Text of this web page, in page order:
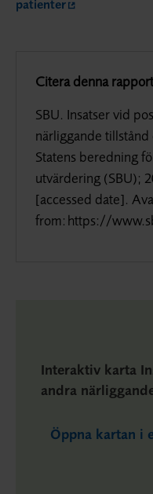
patienter
Citera denna rapport
SBU. Insatser vid
närliggande
Statens beredning
utvärdering (SBU);
[accessed date].
from: https://
Interaktiv karta
andra
Öppna kartan i